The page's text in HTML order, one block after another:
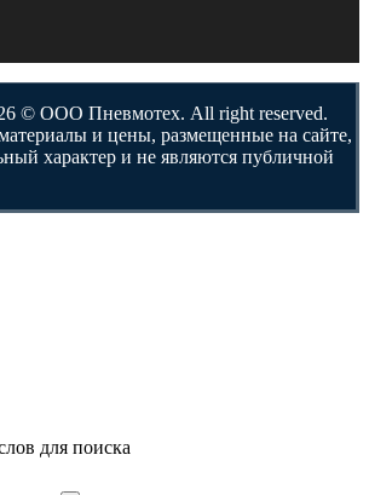
© ООО Пневмотех. All right reserved.
и цены, размещенные на сайте,
характер и не являются публичной
для поиска